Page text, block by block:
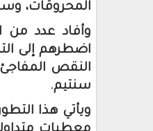
المحروقات،
وأفاد عدد من
اضطرهم إلى
سنتيم.
ويأتي هذا